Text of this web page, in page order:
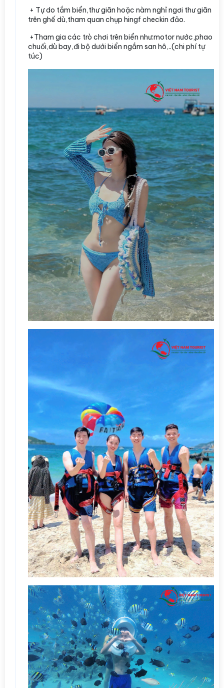
+ Tự do tắm biển,thư giãn hoặc nàm nghỉ ngơi thư giãn
trên ghế dù,tham quan chụp hingf checkin đảo.
+Tham gia các trò chơi trên biển như:motor nước,phao
chuối,dù bay,đi bộ dưới biển ngắm san hô,..(chi phí tự
túc)